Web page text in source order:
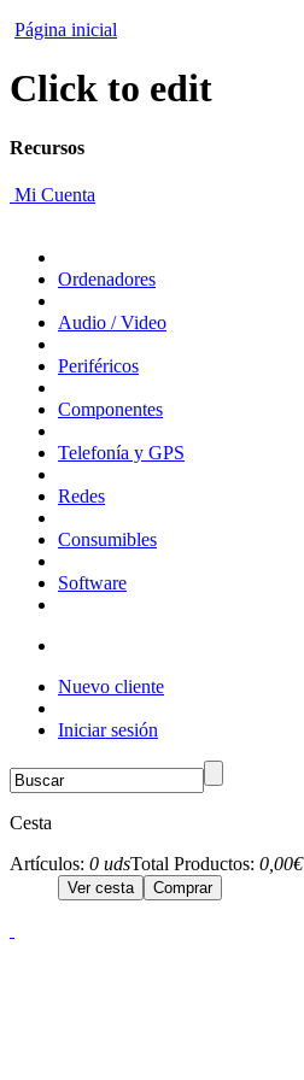
Página inicial
Click to edit
Recursos
Mi Cuenta
Ordenadores
Audio / Video
Periféricos
Componentes
Telefonía y GPS
Redes
Consumibles
Software
Nuevo cliente
Iniciar sesión
Cesta
Artículos: 0 udsTotal Productos: 0,00€